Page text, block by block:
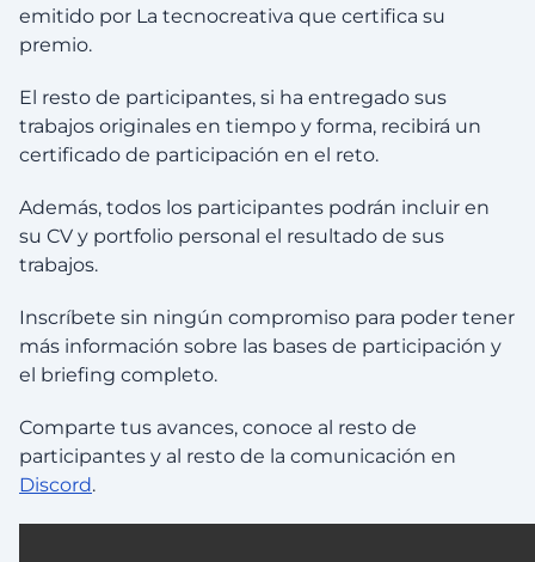
emitido por La tecnocreativa que certifica su
premio.
El resto de participantes, si ha entregado sus
trabajos originales en tiempo y forma, recibirá un
certificado de participación en el reto.
Además, todos los participantes podrán incluir en
su CV y portfolio personal el resultado de sus
trabajos.
Inscríbete sin ningún compromiso para poder tener
más información sobre las bases de participación y
el briefing completo.
Comparte tus avances, conoce al resto de
participantes y al resto de la comunicación en
Discord.